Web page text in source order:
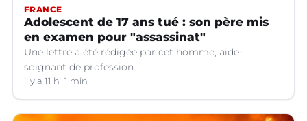
FRANCE
Adolescent de 17 ans tué : son père mis
en examen pour "assassinat"
Une lettre a été rédigée par cet homme, aide-
soignant de profession.
il y a 11 h 1 min